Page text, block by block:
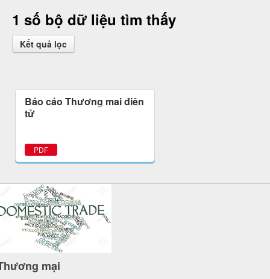
1 số bộ dữ liệu tìm thấy
Kết quả lọc
Báo cáo Thương mại điện
tử
PDF
mại